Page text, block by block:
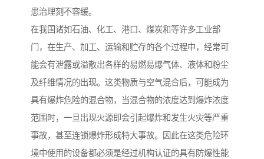
患治理刻不容缓。
在我国诸如石油、化工、港口、煤炭和等许多工业部
门，在生产、加工、运输和贮存的各个过程中，经常可
能会有泄露或溢散出各样的易燃易爆气体、液体和粉尘
及纤维情况的出现。这类物质与空气混合后，可能成为
具有爆炸危险的混合物，当混合物的浓度达到爆炸浓度
范围时，一旦出现火源即会引起爆炸和发生火灾等严重
事故，甚至连锁爆炸形成特大事故。因此在这类危险环
境中使用的设备都必须是经过机构认证的具有防爆性能